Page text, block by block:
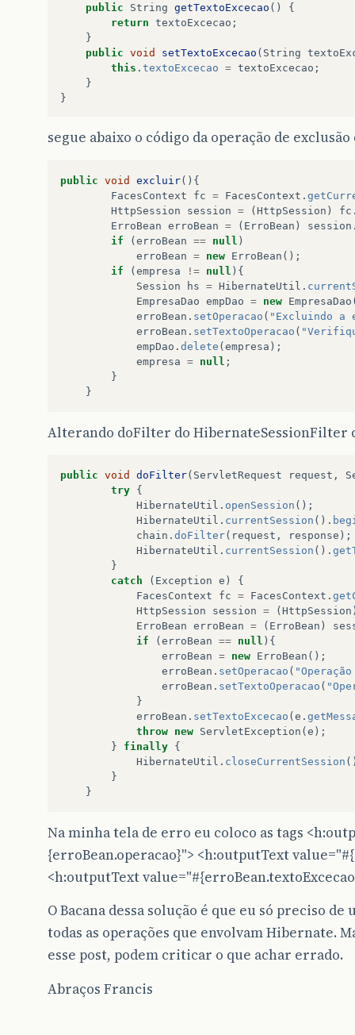
public
String getTextoExcecao ()
{
return textoExcecao ;
}
public void setTextoExcecao ( String
this . textoExcecao = textoExcecao ;
}
}
segue abaixo o código da operação de
public void excluir(){
FacesContext
fc = FacesContext .
HttpSession
session = (HttpSession ) fc
ErroBean erroBean = ( ErroBean ) session
if
(erroBean == null )
erroBean = new ErroBean ();
if
(empresa != null ){
Session
hs = HibernateUtil .
EmpresaDao empDao = new EmpresaDao
erroBean . setOperacao ( "Excluindo a
erroBean . setTextoOperacao (
empDao . delete (empresa );
empresa = null ;
}
}
Alterando doFilter do HibernateSessionFilter
public void doFilter( ServletRequest request ,
try {
HibernateUtil . openSession ();
HibernateUtil . currentSession ().
chain . doFilter( request , response );
HibernateUtil . currentSession ().
}
catch
( Exception e )
{
FacesContext
fc = FacesContext .
HttpSession
session = ( HttpSession
ErroBean erroBean = ( ErroBean )
if
( erroBean == null ){
erroBean = new ErroBean ();
erroBean . setOperacao (
erroBean . setTextoOperacao (
}
erroBean . setTextoExcecao ( e .
throw new ServletException ( e );
}
finally {
HibernateUtil . closeCurrentSession
}
}
Na minha tela de erro eu coloco as tags
{erroBean.operacao}"> <h:outputText
<h:outputText
O Bacana dessa solução é que eu só preciso
todas as operações que envolvam Hibernate.
esse post, podem criticar o que achar errado.
Abraços Francis